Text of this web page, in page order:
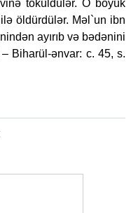
töküldülər. O böyük
ilə öldürdülər. Məl`un ibn
ayırıb və bədənini
Biharül-ənvar: c. 45, s.